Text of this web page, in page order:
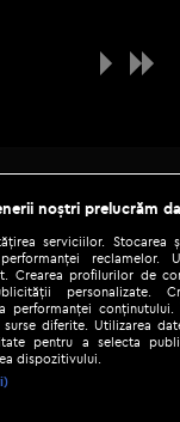
S.A.
noștri prelucrăm
serviciilor.
reclamelor.
Crearea profilurilor de
personalizate.
performanței
diferite. Utilizarea
pentru a selecta
dispozitivului.